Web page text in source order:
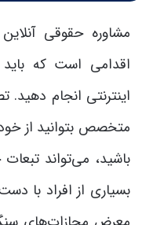
مشاوره حقوقی
اقدامی است که
اینترنتی انجام
متخصص بتوانید از
باشید، می‌تواند
بسیاری از افراد با